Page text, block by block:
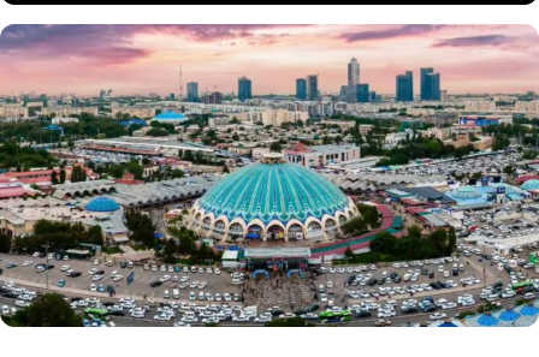
Hollandalı seyahat yazarı Lourens, ziyaret
ettiği 60'tan fazla destinasyon arasından
Özbekistan’ı dünyanın en bütçe dostu ülkesi
olarak ilan etti. Başkent Taşkent’i "Mini
Dubai" olarak nitelendiriyor.